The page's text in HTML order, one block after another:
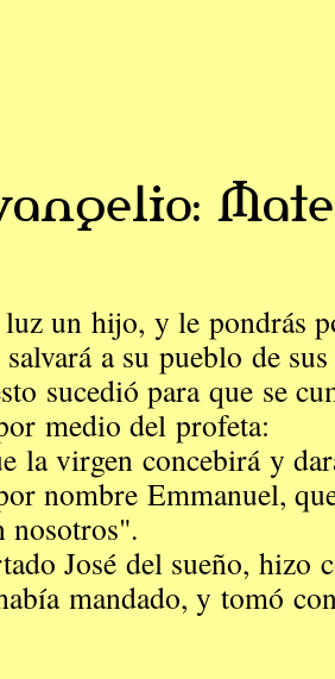
un hijo, y le pondrás
a su pueblo de
sucedió para que se
medio del profeta:
la virgen concebirá y
nombre Emmanuel,
nosotros".
José del sueño, hizo
mandado, y tomó